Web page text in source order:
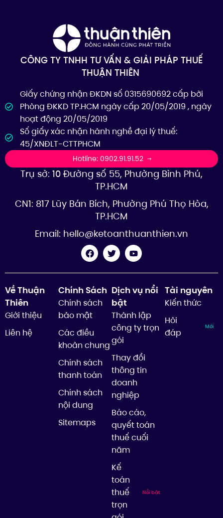
CÔNG TY TNHH TƯ VẤN & GIẢI PHÁP THUẾ
THUẬN THIÊN
Giấy chứng nhận ĐKDN số 0315690692 cấp bởi
Phòng ĐKKD TP.HCM ngày cấp 20/05/2019 , ngày
hoạt động 20/05/2019
Số giấy xác nhận hành nghề đại lý thuế:
45/XNĐLT-CTTPHCM
Hotline: 0902.91.91.52
Trụ sở: 10 Đường số 55, Phường Bình Phú,
TP.HCM
CN1: 817 Lũy Bán Bích, Phường Phú Thọ Hòa,
TP.HCM
Email: hello@ketoanthuanthien.vn
Về Thuận
Thiên
Giới thiệu
Liên hệ
Chính Sách
Chính sách
bảo mật
Các điều
khoản chung
Chính sách
thanh toán
Chính sách
nội dung
Sitemaps
Dịch vụ nổi
bật
Thành lập
công ty trọn
gói
Thay đổi
thông tin
doanh
nghiệp
Báo cáo,
quyết toán
thuế cuối
năm
Kế
toán
thuế
trọn
Nổi bật
Tài nguyên
Kiến thức
Hỏi
đáp
Mới